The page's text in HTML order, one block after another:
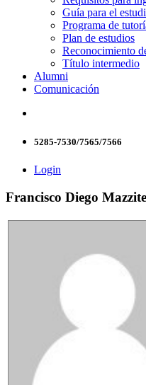
Guía para el
Programa de
Plan de estudios
Reconocimiento
Título intermedio
Alumni
Comunicación
5285-7530/7565/7566
Login
Francisco Diego